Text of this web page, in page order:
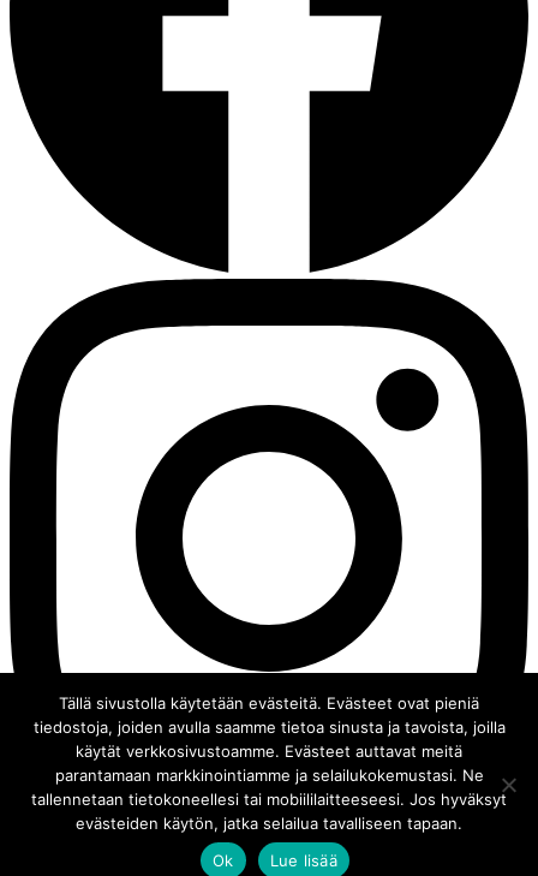
© 2008 - 2026 Chocochili
Tällä sivustolla käytetään evästeitä. Evästeet ovat pieniä
tiedostoja, joiden avulla saamme tietoa sinusta ja tavoista, joilla
käytät verkkosivustoamme. Evästeet auttavat meitä
parantamaan markkinointiamme ja selailukokemustasi. Ne
tallennetaan tietokoneellesi tai mobiililaitteeseesi. Jos hyväksyt
evästeiden käytön, jatka selailua tavalliseen tapaan.
Ok
Lue lisää